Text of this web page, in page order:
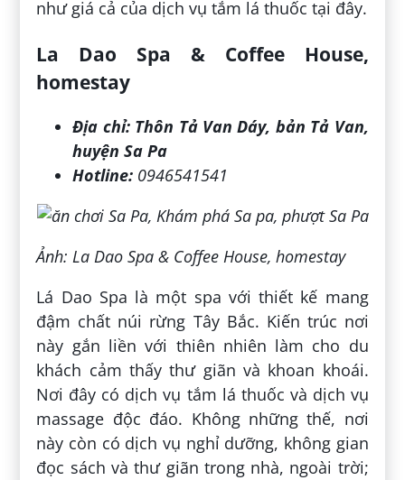
như giá cả của dịch vụ tắm lá thuốc tại đây.
La Dao Spa & Coffee House,
homestay
Địa chỉ: Thôn Tả Van Dáy, bản Tả Van,
huyện Sa Pa
Hotline: 0946541541‬
Ảnh: La Dao Spa & Coffee House, homestay
Lá Dao Spa là một spa với thiết kế mang
đậm chất núi rừng Tây Bắc. Kiến trúc nơi
này gắn liền với thiên nhiên làm cho du
khách cảm thấy thư giãn và khoan khoái.
Nơi đây có dịch vụ tắm lá thuốc và dịch vụ
massage độc đáo. Không những thế, nơi
này còn có dịch vụ nghỉ dưỡng, không gian
đọc sách và thư giãn trong nhà, ngoài trời;